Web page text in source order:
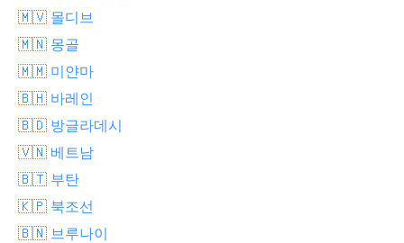
🇲🇻 몰디브
🇲🇳 몽골
🇲🇲 미얀마
🇧🇭 바레인
🇧🇩 방글라데시
🇻🇳 베트남
🇧🇹 부탄
🇰🇵 북조선
🇧🇳 브루나이